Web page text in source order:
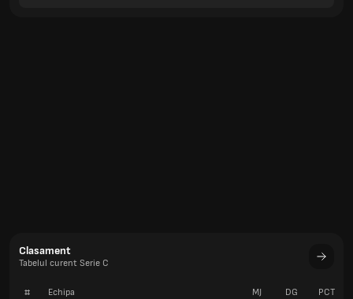
Clasament
Tabelul curent Serie C
# Echipa MJ DG PCT